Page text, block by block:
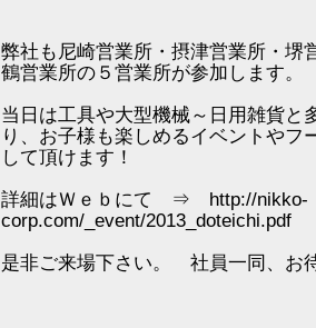
弊社も尼崎営業所・摂津営業所・堺
鶴営業所の５営業所が参加します。
当日は工具や大型機械～日用雑貨と
り、お子様も楽しめるイベントやフ
して頂けます！
詳細はＷｅｂにて ⇒ http://nikko-
corp.com/_event/2013_doteichi.pdf
是非ご来場下さい。 社員一同、お